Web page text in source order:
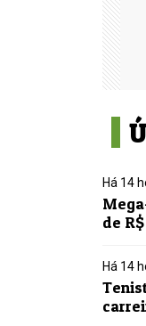
Há 14
de
Há 14